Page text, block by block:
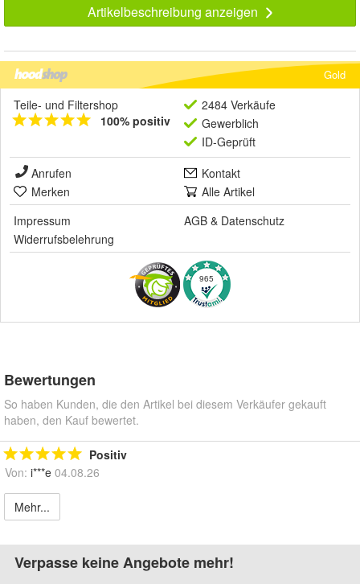
Artikelbeschreibung anzeigen
Gold
Teile- und Filtershop
100% positiv
2484 Verkäufe
Gewerblich
ID-Geprüft
Anrufen
Kontakt
Merken
Alle Artikel
Impressum
AGB & Datenschutz
Widerrufsbelehrung
965
Bewertungen
So haben Kunden, die den Artikel bei diesem Verkäufer gekauft
haben, den Kauf bewertet.
Positiv
Von: i***e 04.08.26
Mehr...
Verpasse keine Angebote mehr!